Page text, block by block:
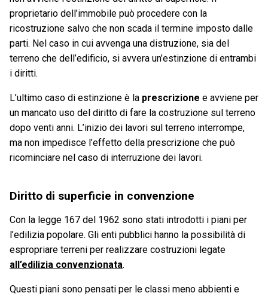
proprietario dell’immobile può procedere con la
ricostruzione salvo che non scada il termine imposto dalle
parti. Nel caso in cui avvenga una distruzione, sia del
terreno che dell’edificio, si avvera un’estinzione di entrambi
i diritti.
L’ultimo caso di estinzione è la prescrizione e avviene per
un mancato uso del diritto di fare la costruzione sul terreno
dopo venti anni. L’inizio dei lavori sul terreno interrompe,
ma non impedisce l’effetto della prescrizione che può
ricominciare nel caso di interruzione dei lavori.
Diritto di superficie in convenzione
Con la legge 167 del 1962 sono stati introdotti i piani per
l’edilizia popolare. Gli enti pubblici hanno la possibilità di
espropriare terreni per realizzare costruzioni legate
all’edilizia convenzionata.
Questi piani sono pensati per le classi meno abbienti e